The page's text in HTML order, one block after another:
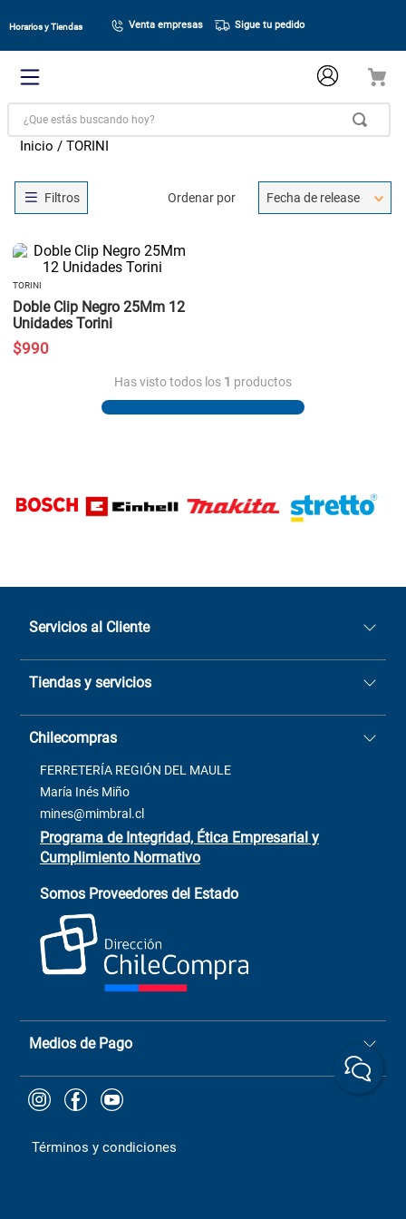
Horarios y Tiendas Venta empresas Sigue tu pedido
¿Que estás buscando hoy?
TORINI
Ordenar por Fecha de release
TORINI
Doble Clip Negro 25Mm 12
Unidades Torini
$990
Has visto todos los 1 productos
Servicios al Cliente
Quiénes somos
Sucursales
Términos y condiciones
Contacto
Venta Terreno
Trabaja con Nosotros
+(73) 256
ChileCompras
+56 9 9888 9549
Tiendas y servicios
Casa Matriz: Avenida Chorrillos
2137 San Javier, Fono (73)
Chilecompras
FERRETERÍA REGIÓN DEL MAULE
María Inés Miño
mines@mimbral.cl
Programa de Integridad, Ética Empresarial y
Cumplimiento Normativo
Somos Proveedores del Estado
Medios de Pago
Términos y condiciones